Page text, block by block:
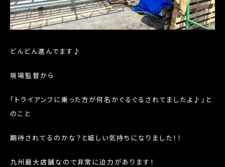
どんどん進んでます♪
現場監督から
「トライアンフに乗った方が何名かぐるぐるされてましたよ♪」と
のこと
期待されてるのかな？と嬉しい気持ちになりました！！
九州最大店舗なので非常に迫力があります！